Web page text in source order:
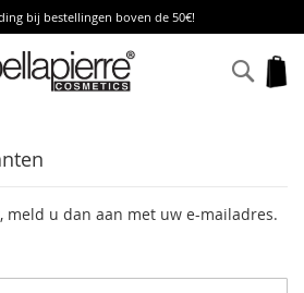
bij bestellingen boven de 50€!
Zoek
meld u dan aan met uw e-mailadres.